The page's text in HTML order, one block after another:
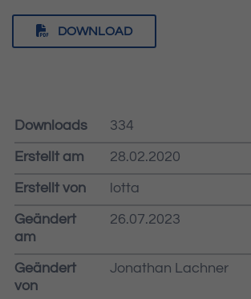
DOWNLOAD
Downloads 334
Erstellt am 28.02.2020
Erstellt von lotta
Geändert
am
26.07.2023
Geändert
von
Jonathan Lachner